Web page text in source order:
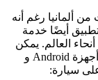
ألمانيا رغم أنه
أيضًا خدمة
العالم. يمكن
استخدام هذا الموقع عبر الهواتف الذكية وجميع أجهزة Android و